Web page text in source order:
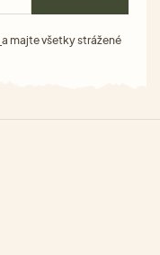
a majte všetky strážené